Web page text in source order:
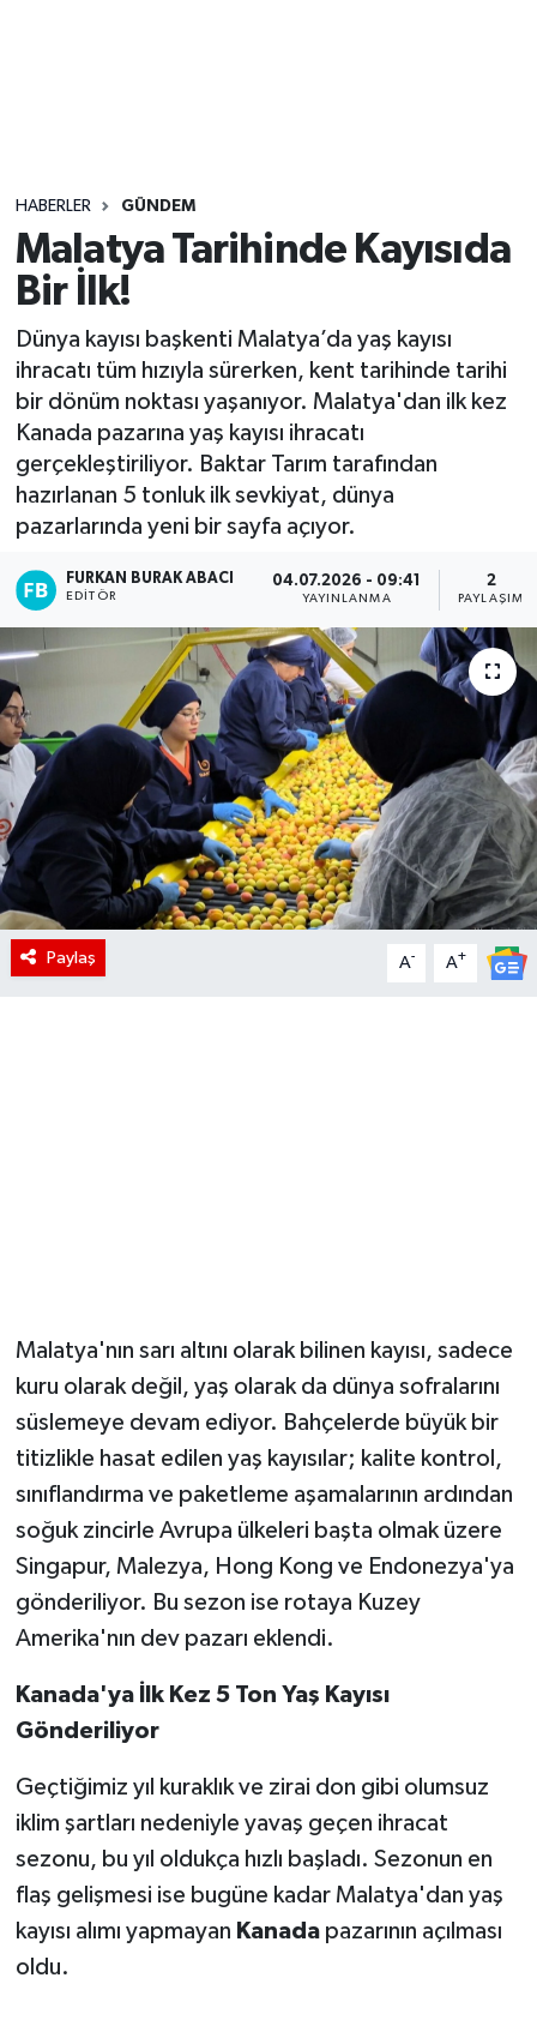
HABERLER GÜNDEM
Malatya Tarihinde Kayısıda
Bir İlk!
Dünya kayısı başkenti Malatya’da yaş kayısı
ihracatı tüm hızıyla sürerken, kent tarihinde tarihi
bir dönüm noktası yaşanıyor. Malatya'dan ilk kez
Kanada pazarına yaş kayısı ihracatı
gerçekleştiriliyor. Baktar Tarım tarafından
hazırlanan 5 tonluk ilk sevkiyat, dünya
pazarlarında yeni bir sayfa açıyor.
FURKAN BURAK ABACI
EDITÖR
04.07.2026 - 09:41
YAYINLANMA
2
PAYLAŞIM
Paylaş A- A+
Malatya'nın sarı altını olarak bilinen kayısı, sadece
kuru olarak değil, yaş olarak da dünya sofralarını
süslemeye devam ediyor. Bahçelerde büyük bir
titizlikle hasat edilen yaş kayısılar; kalite kontrol,
sınıflandırma ve paketleme aşamalarının ardından
soğuk zincirle Avrupa ülkeleri başta olmak üzere
Singapur, Malezya, Hong Kong ve Endonezya'ya
gönderiliyor. Bu sezon ise rotaya Kuzey
Amerika'nın dev pazarı eklendi.
Kanada'ya İlk Kez 5 Ton Yaş Kayısı
Gönderiliyor
Geçtiğimiz yıl kuraklık ve zirai don gibi olumsuz
iklim şartları nedeniyle yavaş geçen ihracat
sezonu, bu yıl oldukça hızlı başladı. Sezonun en
flaş gelişmesi ise bugüne kadar Malatya'dan yaş
kayısı alımı yapmayan Kanadapazarının açılması
oldu.
Yaşam